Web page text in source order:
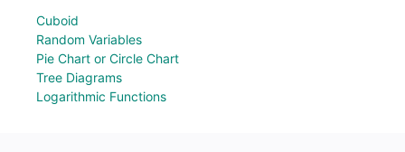
Cuboid
Random Variables
Pie Chart or Circle Chart
Tree Diagrams
Logarithmic Functions